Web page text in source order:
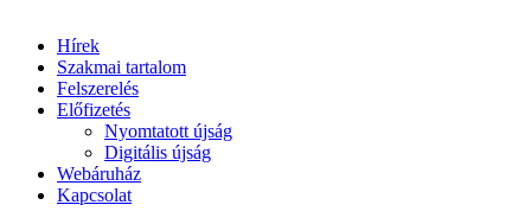
Hírek
Szakmai tartalom
Felszerelés
Előfizetés
Nyomtatott újság
Digitális újság
Webáruház
Kapcsolat